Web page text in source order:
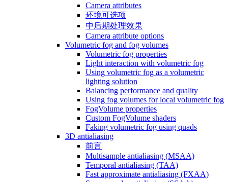
Camera attributes
环境可选项
中后期处理效果
Camera attribute options
Volumetric fog and fog volumes
Volumetric fog properties
Light interaction with volumetric fog
Using volumetric fog as a volumetric
lighting solution
Balancing performance and quality
Using fog volumes for local volumetric fog
FogVolume properties
Custom FogVolume shaders
Faking volumetric fog using quads
3D antialiasing
前言
Multisample antialiasing (MSAA)
Temporal antialiasing (TAA)
Fast approximate antialiasing (FXAA)